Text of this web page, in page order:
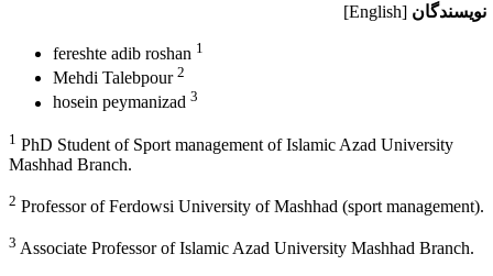
نویسندگان [English]
fereshte adib roshan 1
Mehdi Talebpour 2
hosein peymanizad 3
1 PhD Student of Sport management of Islamic Azad University
Mashhad Branch.
2 Professor of Ferdowsi University of Mashhad (sport management).
3 Associate Professor of Islamic Azad University Mashhad Branch.